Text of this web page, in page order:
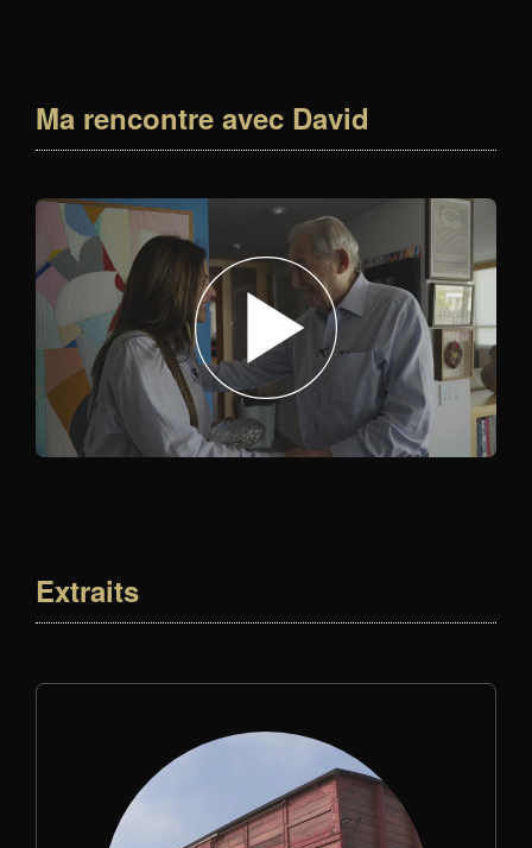
Ma rencontre avec David
Extraits